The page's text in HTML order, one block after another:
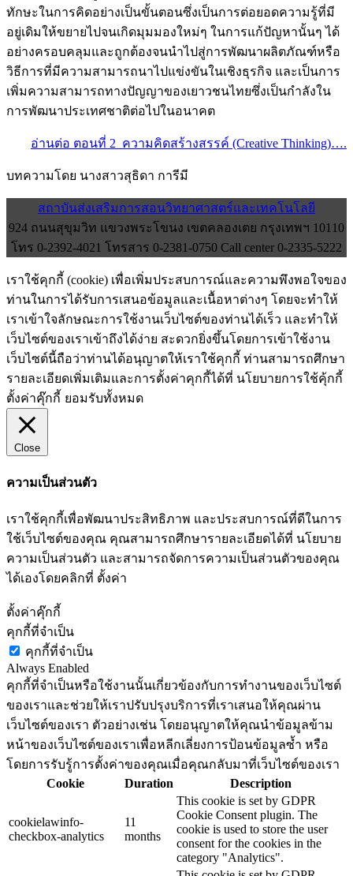
ทักษะในการคิดอย่างเป็นขั้นตอนซึ่งเป็นการต่อยอดความรู้ที่มี
อยู่เดิมให้ขยายไปจนเกิดมุมมองใหม่ๆ ในการแก้ปัญหานั้นๆ ได้
อย่างครอบคลุมและถูกต้องจนนำไปสู่การพัฒนาผลิตภัณฑ์หรือ
วิธีการที่มีความสามารถนาไปแข่งขันในเชิงธุรกิจ และเป็นการ
เพิ่มความสามารถทางปัญญาของเยาวชนไทยซึ่งเป็นกำลังใน
การพัฒนาประเทศชาติต่อไปในอนาคต
อ่านต่อ ตอนที่ 2 ความคิดสร้างสรรค์ (Creative Thinking)….
บทความโดย นางสาวสุธิดา การีมี
สถาบันส่งเสริมการสอนวิทยาศาสตร์และเทคโนโลยี
924 ถนนสุขุมวิท แขวงพระโขนง เขตคลองเตย กรุงเทพฯ 10110
โทร 0-2392-4021 โทรสาร 0-2381-0750 Call center 0-2335-5222
เราใช้คุกกี้ (cookie) เพื่อเพิ่มประสบการณ์และความพึงพอใจของ
ท่านในการได้รับการเสนอข้อมูลและเนื้อหาต่างๆ โดยจะทำให้
เราเข้าใจลักษณะการใช้งานเว็บไซต์ของท่านได้เร็ว และทำให้
เว็บไซต์ของเราเข้าถึงได้ง่าย สะดวกยิ่งขึ้นโดยการเข้าใช้งาน
เว็บไซต์นี้ถือว่าท่านได้อนุญาตให้เราใช้คุกกี้ ท่านสามารถศึกษา
รายละเอียดเพิ่มเติมและการตั้งค่าคุกกี้ได้ที่ นโยบายการใช้คุ้กกี้
ตั้งค่าคุ๊กกี้ ยอมรับทั้งหมด
Close
ความเป็นส่วนตัว
เราใช้คุกกี้เพื่อพัฒนาประสิทธิภาพ และประสบการณ์ที่ดีในการ
ใช้เว็บไซต์ของคุณ คุณสามารถศึกษารายละเอียดได้ที่ นโยบาย
ความเป็นส่วนตัว และสามารถจัดการความเป็นส่วนตัวของคุณ
ได้เองโดยคลิกที่ ตั้งค่า
ตั้งค่าคุ๊กกี้
คุกกี้ที่จำเป็น
คุกกี้ที่จำเป็น
Always Enabled
คุกกี้ที่จำเป็นหรือใช้งานนั้นเกี่ยวข้องกับการทำงานของเว็บไซต์
ของเราและช่วยให้เราปรับปรุงบริการที่เราเสนอให้คุณผ่าน
เว็บไซต์ของเรา ตัวอย่างเช่น โดยอนุญาตให้คุณนำข้อมูลข้าม
หน้าของเว็บไซต์ของเราเพื่อหลีกเลี่ยงการป้อนข้อมูลซ้ำ หรือ
โดยการรับรู้การตั้งค่าของคุณเมื่อคุณกลับมาที่เว็บไซต์ของเรา
Cookie
Duration Description
cookielawinfo-
checkbox-analytics
11
months
This cookie is set by GDPR
Cookie Consent plugin. The
cookie is used to store the user
consent for the cookies in the
category "Analytics".